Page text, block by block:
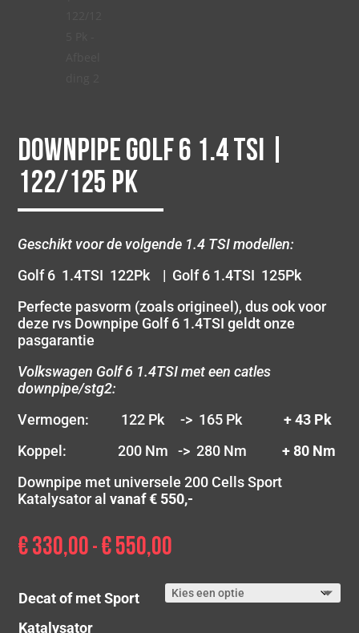
Downpipe Golf 6 1.4 TSI |
122/125 Pk
Geschikt voor de volgende 1.4 TSI modellen:
Golf 6 1.4TSI 122Pk | Golf 6 1.4TSI 125Pk
Perfecte pasvorm (zoals origineel), dus ook voor
deze rvs Downpipe Golf 6 1.4TSI geldt onze
pasgarantie
Volkswagen Golf 6 1.4TSI met een catles
downpipe/stg2:
Vermogen: 122 Pk -> 165 Pk+ 43 Pk
Koppel: 200 Nm -> 280 Nm+ 80 Nm
Downpipe met universele 200 Cells Sport
Katalysator alvanaf € 550,-
€330,00 - €550,00
tot
€ 550,00
Decat of met Sport
Katalysator